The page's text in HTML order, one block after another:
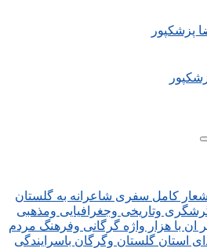
اشعار کامل سفری شاعرانه به گلستان
وتاریخی وجغرافیایی ومذهبی
ان با هزار واژه گرگانی وفرهنگ مردم
استان گلستان وگرگان باسرایندگی